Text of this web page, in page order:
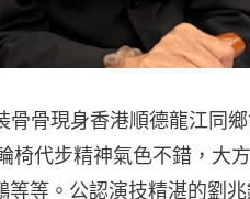
骨現身香港順德龍江同
椅代步精神氣色不錯，大
等等。公認演技精湛的劉